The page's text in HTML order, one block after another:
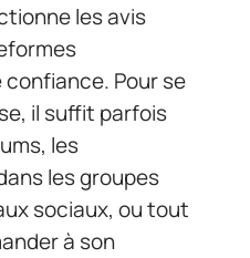
les avis
Pour se
il suffit parfois
les
les groupes
sociaux, ou tout
à son